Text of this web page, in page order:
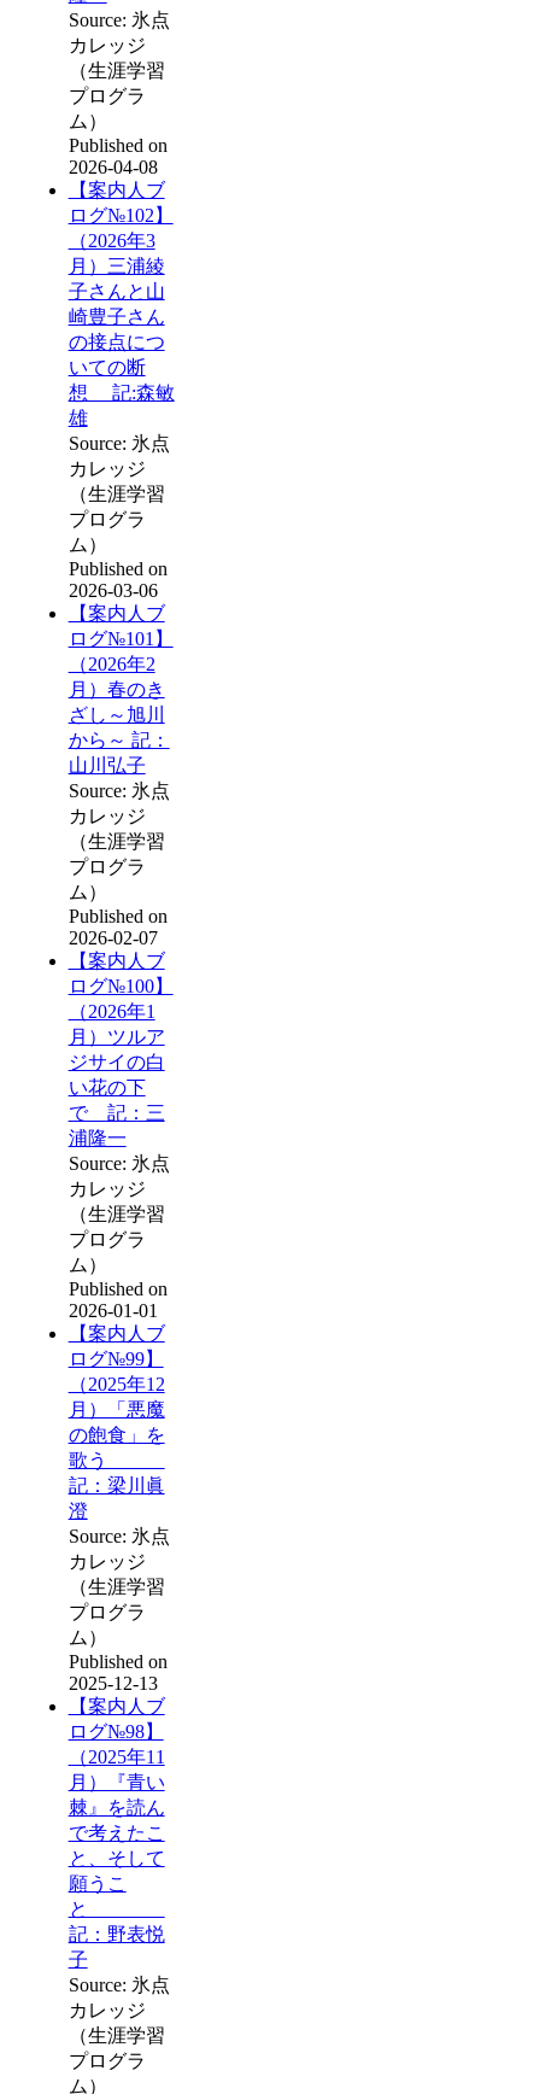
Source: 氷点
カレッジ
（生涯学習
プログラ
ム）
Published on
2026-04-08
【案内人ブ
ログ№102】
（2026年3
月）三浦綾
子さんと山
崎豊子さん
の接点につ
いての断
想 記:森敏
雄
Source: 氷点
カレッジ
（生涯学習
プログラ
ム）
Published on
2026-03-06
【案内人ブ
ログ№101】
（2026年2
月）春のき
ざし～旭川
から～ 記：
山川弘子
Source: 氷点
カレッジ
（生涯学習
プログラ
ム）
Published on
2026-02-07
【案内人ブ
ログ№100】
（2026年1
月）ツルア
ジサイの白
い花の下
で 記：三
浦隆一
Source: 氷点
カレッジ
（生涯学習
プログラ
ム）
Published on
2026-01-01
【案内人ブ
ログ№99】
（2025年12
月）「悪魔
の飽食」を
歌う
記：梁川眞
澄
Source: 氷点
カレッジ
（生涯学習
プログラ
ム）
Published on
2025-12-13
【案内人ブ
ログ№98】
（2025年11
月）『青い
棘』を読ん
で考えたこ
と、そして
願うこ
と
記：野表悦
子
Source: 氷点
カレッジ
（生涯学習
プログラ
ム）